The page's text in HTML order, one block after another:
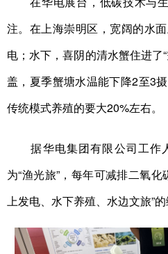
注。在上海崇明区，宽阔的水
电；水下，喜阴的清水蟹住进了
盖，夏季蟹塘水温能下降2至3
传统模式养殖的要大20%左右。
据华电集团有限公司工作
为“渔光旅”，每年可减排二氧
上发电、水下养殖、水边文旅”的